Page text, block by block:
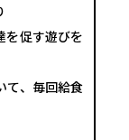
を促す遊びを
て、毎回給食